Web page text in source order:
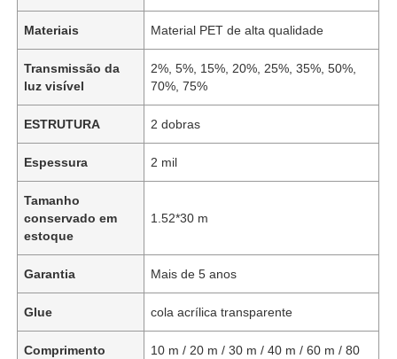
Materiais Material PET de alta qualidade
Transmissão da
luz visível
2%, 5%, 15%, 20%, 25%, 35%, 50%,
70%, 75%
ESTRUTURA 2 dobras
Espessura 2 mil
Tamanho
conservado em
estoque
1.52*30 m
Garantia Mais de 5 anos
Glue cola acrílica transparente
Comprimento
10 m / 20 m / 30 m / 40 m / 60 m / 80